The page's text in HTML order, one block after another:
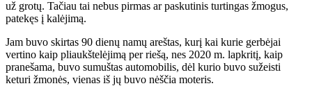
už grotų. Tačiau tai nebus pirmas ar paskutinis turtingas žmogus,
patekęs į kalėjimą.
Jam buvo skirtas 90 dienų namų areštas, kurį kai kurie gerbėjai
vertino kaip pliaukštelėjimą per riešą, nes 2020 m. lapkritį, kaip
pranešama, buvo sumuštas automobilis, dėl kurio buvo sužeisti
keturi žmonės, vienas iš jų buvo nėščia moteris.